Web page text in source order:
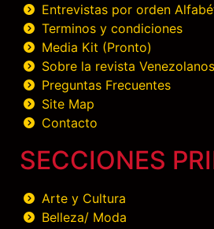
Entrevistas por orden
Terminos y condiciones
Media Kit (Pronto)
Sobre la revista
Preguntas Frecuentes
Site Map
Contacto
SECCIONES
Arte y Cultura
Belleza/ Moda